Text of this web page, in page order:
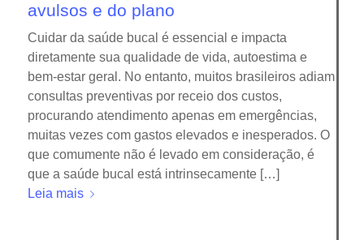
avulsos e do plano
Cuidar da saúde bucal é essencial e impacta
diretamente sua qualidade de vida, autoestima e
bem-estar geral. No entanto, muitos brasileiros adiam
consultas preventivas por receio dos custos,
procurando atendimento apenas em emergências,
muitas vezes com gastos elevados e inesperados. O
que comumente não é levado em consideração, é
que a saúde bucal está intrinsecamente […]
Leia mais